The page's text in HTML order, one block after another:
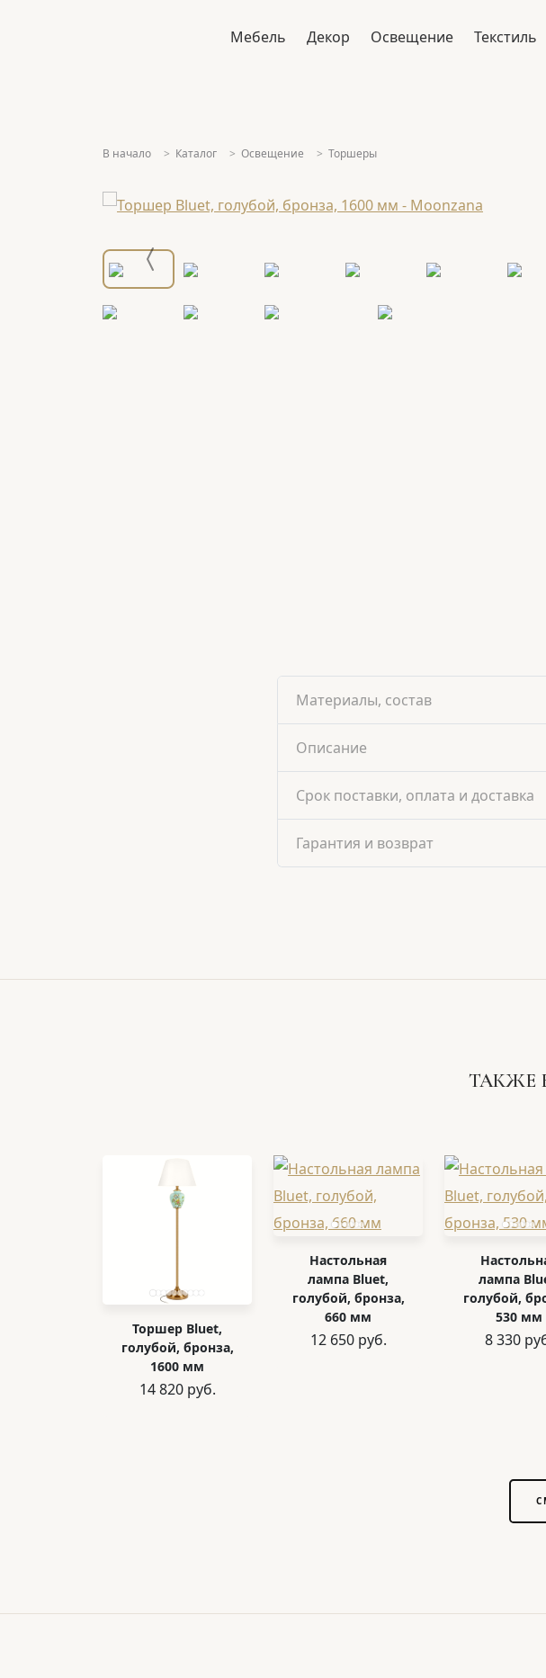
Мебель Декор Освещение Текстиль
В начало Каталог Освещение Торшеры
Материалы, состав
Описание
Срок поставки, оплата и доставка
Гарантия и возврат
ТАКЖЕ
Торшер Bluet,
голубой, бронза,
1600 мм
14 820 руб.
Настольная
лампа Bluet,
голубой, бронза,
660 мм
12 650 руб.
лампа
голубой,
530 мм
8 330